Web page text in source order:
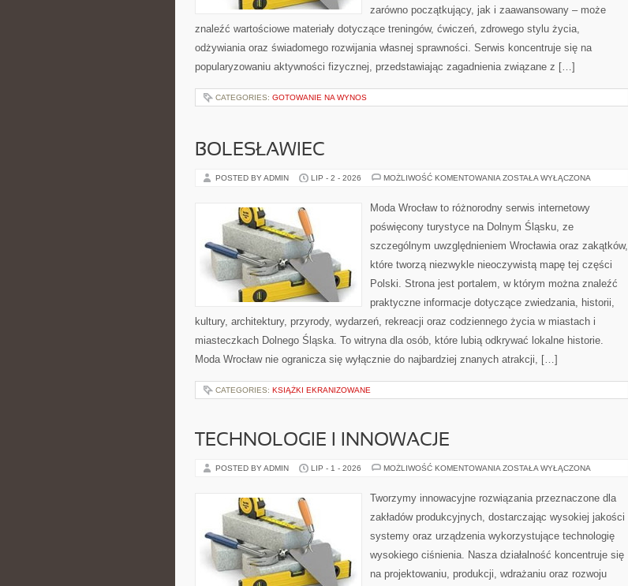
zarówno początkujący, jak i zaawansowany – może
znaleźć wartościowe materiały dotyczące treningów, ćwiczeń, zdrowego stylu życia,
odżywiania oraz świadomego rozwijania własnej sprawności. Serwis koncentruje się na
popularyzowaniu aktywności fizycznej, przedstawiając zagadnienia związane z […]
CATEGORIES: GOTOWANIE NA WYNOS
BOLESŁAWIEC
POSTED BY ADMIN LIP - 2 - 2026 MOŻLIWOŚĆ KOMENTOWANIA BOLESŁAWIEC
ZOSTAŁA WYŁĄCZONA
Moda Wrocław to różnorodny serwis internetowy
poświęcony turystyce na Dolnym Śląsku, ze
szczególnym uwzględnieniem Wrocławia oraz zakątków,
które tworzą niezwykle nieoczywistą mapę tej części
Polski. Strona jest portalem, w którym można znaleźć
praktyczne informacje dotyczące zwiedzania, historii,
kultury, architektury, przyrody, wydarzeń, rekreacji oraz codziennego życia w miastach i
miasteczkach Dolnego Śląska. To witryna dla osób, które lubią odkrywać lokalne historie.
Moda Wrocław nie ogranicza się wyłącznie do najbardziej znanych atrakcji, […]
CATEGORIES: KSIĄŻKI EKRANIZOWANE
TECHNOLOGIE I INNOWACJE
POSTED BY ADMIN LIP - 1 - 2026 MOŻLIWOŚĆ KOMENTOWANIA TECHNOLOGIE
ZOSTAŁA WYŁĄCZONA
Tworzymy innowacyjne rozwiązania przeznaczone dla
zakładów produkcyjnych, dostarczając wysokiej jakości
systemy oraz urządzenia wykorzystujące technologię
wysokiego ciśnienia. Nasza działalność koncentruje się
na projektowaniu, produkcji, wdrażaniu oraz rozwoju